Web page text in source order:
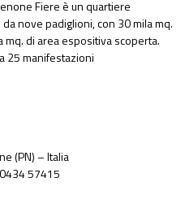
Fiere è un quartiere
nove padiglioni, con 30 mila mq.
di area espositiva scoperta.
25 manifestazioni
(PN) – Italia
57415